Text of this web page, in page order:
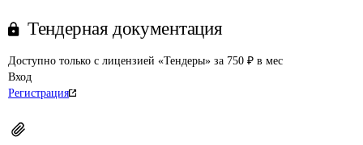
Тендерная документация
Доступно только с лицензией «Тендеры» за 750 ₽ в мес
Вход
Регистрация